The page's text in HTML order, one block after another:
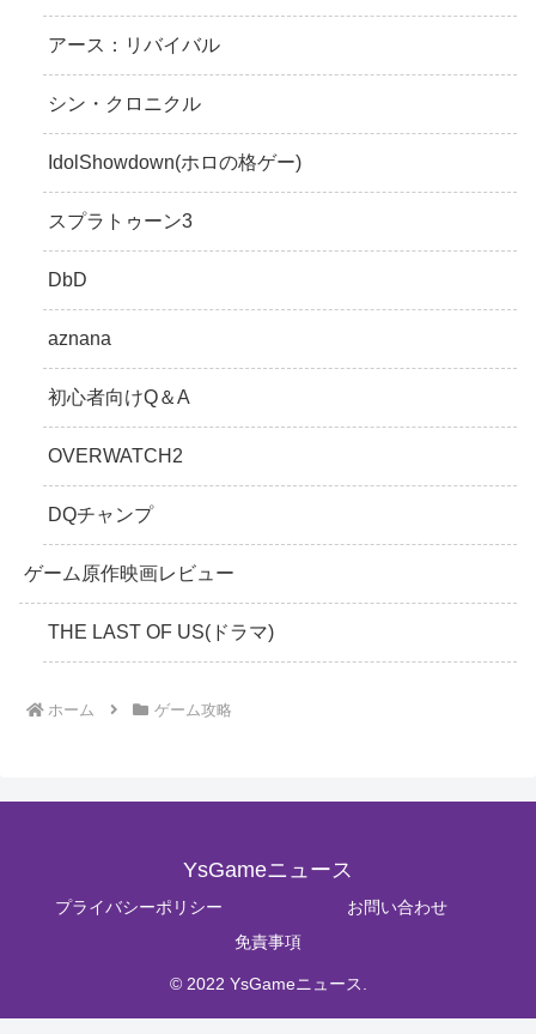
アース：リバイバル
シン・クロニクル
IdolShowdown(ホロの格ゲー)
スプラトゥーン3
DbD
aznana
初心者向けQ＆A
OVERWATCH2
DQチャンプ
ゲーム原作映画レビュー
THE LAST OF US(ドラマ)
ホーム ゲーム攻略
YsGameニュース
プライバシーポリシー
お問い合わせ
免責事項
© 2022 YsGameニュース.